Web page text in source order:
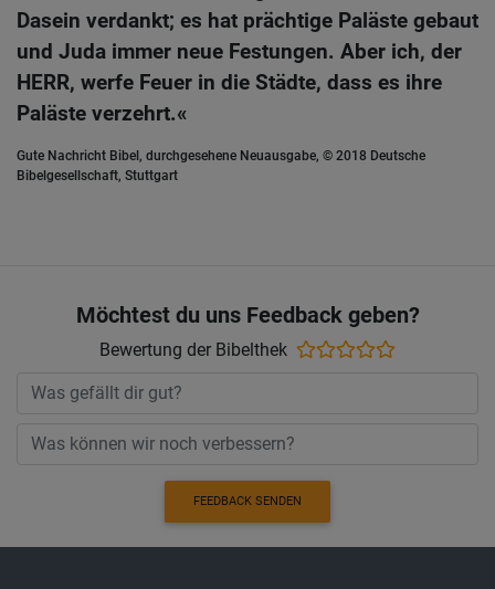
Dasein verdankt; es hat prächtige Paläste gebaut
und Juda immer neue Festungen. Aber ich, der
HERR, werfe Feuer in die Städte, dass es ihre
Paläste verzehrt.«
Gute Nachricht Bibel, durchgesehene Neuausgabe, © 2018 Deutsche
Bibelgesellschaft, Stuttgart
Möchtest du uns Feedback geben?
Bewertung der Bibelthek
FEEDBACK SENDEN